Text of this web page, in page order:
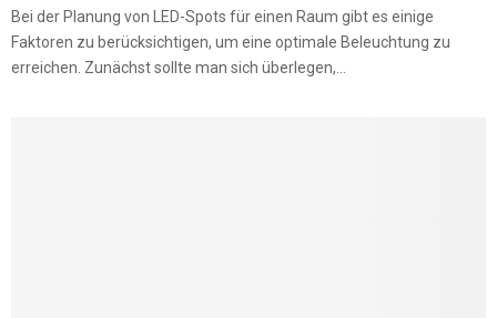
Bei der Planung von LED-Spots für einen Raum gibt es einige
Faktoren zu berücksichtigen, um eine optimale Beleuchtung zu
erreichen. Zunächst sollte man sich überlegen,...